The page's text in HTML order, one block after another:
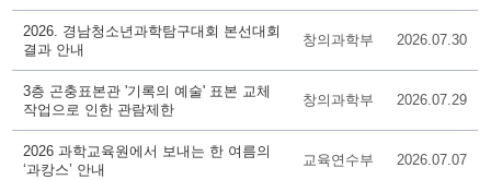
2026. 경남청소년과학탐구대회 본선대회
결과 안내
창의과학부 2026.07.30
3층 곤충표본관 '기록의 예술' 표본 교체
작업으로 인한 관람제한
창의과학부 2026.07.29
2026 과학교육원에서 보내는 한 여름의
‘과캉스’ 안내
교육연수부 2026.07.07